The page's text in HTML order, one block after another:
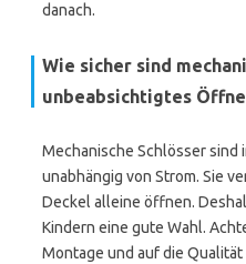
danach.
Wie sicher sind
unbeabsichtigtes
Mechanische Schlösser sind
unabhängig von Strom. Sie
Deckel alleine öffnen.
Kindern eine gute Wahl.
Montage und auf die Qualität